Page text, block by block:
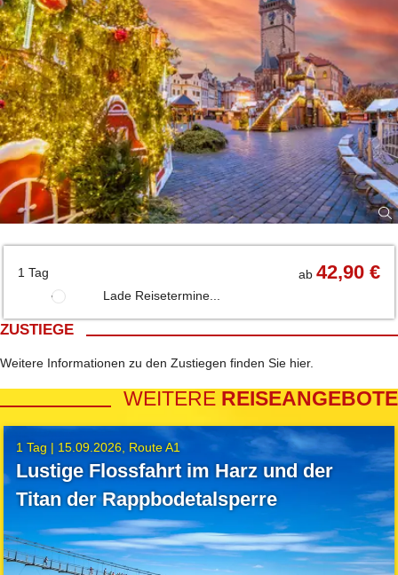
1 Tag ab42,90 €
Lade Reisetermine...
ZUSTIEGE
Weitere Informationen zu den Zustiegen finden Sie hier.
WEITERE REISEANGEBOTE
1 Tag | 15.09.2026 Route A1
Lustige Flossfahrt im Harz und der
Titan der Rappbodetalsperre